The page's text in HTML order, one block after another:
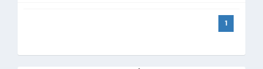
1